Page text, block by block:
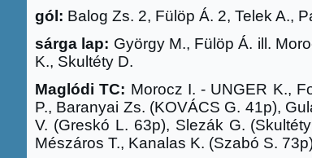
gól: Balog Zs. 2, Fülöp Á. 2, Telek A.,
sárga lap: György M., Fülöp Á. ill.
K., Skultéty D.
Maglódi TC: Morocz I. - UNGER K.,
P., Baranyai Zs. (KOVÁCS G. 41p),
V. (Greskó L. 63p), Slezák G.
Mészáros T., Kanalas K. (Szabó S.